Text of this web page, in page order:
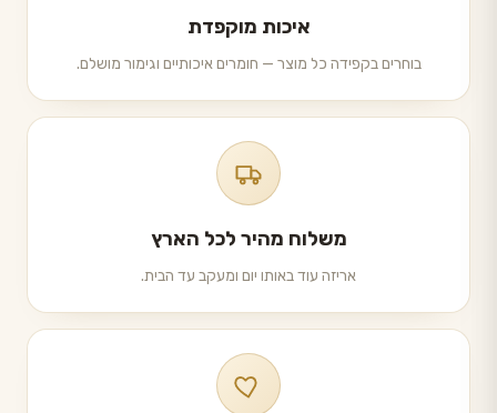
איכות מוקפדת
בוחרים בקפידה כל מוצר — חומרים איכותיים וגימור מושלם.
משלוח מהיר לכל הארץ
אריזה עוד באותו יום ומעקב עד הבית.